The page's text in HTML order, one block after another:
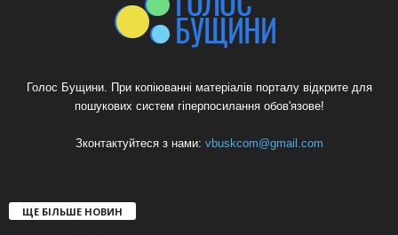
Голос Бущини. При копіюванні матеріалів порталу відкрите для
пошукових систем гіперпосилання обов'язове!
Зконтактуйтеся з нами: vbuskcom@gmail.com
ЩЕ БІЛЬШЕ НОВИН